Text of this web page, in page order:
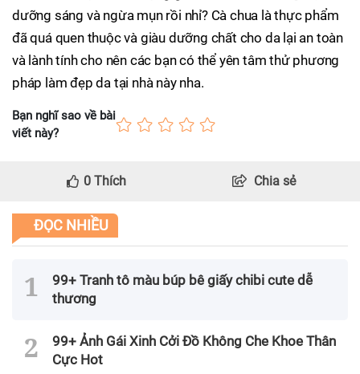
dưỡng sáng và ngừa mụn rồi nhỉ? Cà chua là thực phẩm
đã quá quen thuộc và giàu dưỡng chất cho da lại an toàn
và lành tính cho nên các bạn có thể yên tâm thử phương
pháp làm đẹp da tại nhà này nha.
Bạn nghĩ sao về bài
viết này?
0 Thích Chia sẻ
ĐỌC NHIỀU
99+ Tranh tô màu búp bê giấy chibi cute dễ
thương
99+ Ảnh Gái Xinh Cởi Đồ Không Che Khoe Thân
Cực Hot